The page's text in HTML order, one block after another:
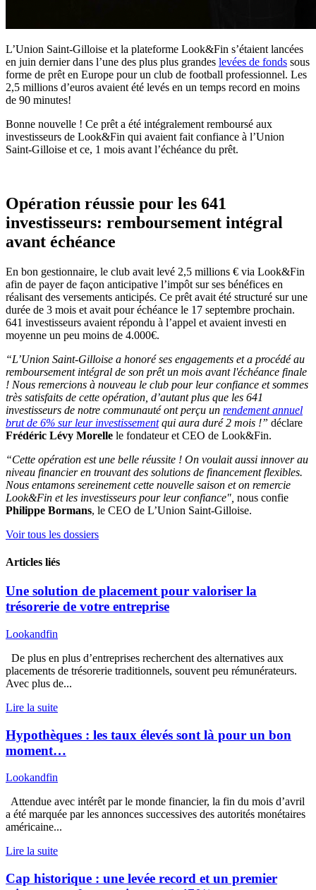
L’Union Saint-Gilloise et la plateforme Look&Fin s’étaient lancées
en juin dernier dans l’une des plus plus grandes levées de fonds sous
forme de prêt en Europe pour un club de football professionnel. Les
2,5 millions d’euros avaient été levés en un temps record en moins
de 90 minutes!
Bonne nouvelle ! Ce prêt a été intégralement remboursé aux
investisseurs de Look&Fin qui avaient fait confiance à l’Union
Saint-Gilloise et ce, 1 mois avant l’échéance du prêt.
Opération réussie pour les 641
investisseurs: remboursement intégral
avant échéance
En bon gestionnaire, le club avait levé 2,5 millions € via Look&Fin
afin de payer de façon anticipative l’impôt sur ses bénéfices en
réalisant des versements anticipés. Ce prêt avait été structuré sur une
durée de 3 mois et avait pour échéance le 17 septembre prochain.
641 investisseurs avaient répondu à l’appel et avaient investi en
moyenne un peu moins de 4.000€.
“L’Union Saint-Gilloise a honoré ses engagements et a procédé au
remboursement intégral de son prêt un mois avant l'échéance finale
! Nous remercions à nouveau le club pour leur confiance et sommes
très satisfaits de cette opération, d’autant plus que les 641
investisseurs de notre communauté ont perçu un rendement annuel
brut de 6% sur leur investissementqui aura duré 2 mois !” déclare
Frédéric Lévy Morelle le fondateur et CEO de Look&Fin.
“Cette opération est une belle réussite ! On voulait aussi innover au
niveau financier en trouvant des solutions de financement flexibles.
Nous entamons sereinement cette nouvelle saison et on remercie
Look&Fin et les investisseurs pour leur confiance", nous confie
Philippe Bormans, le CEO de L’Union Saint-Gilloise.
Voir tous les dossiers
Articles liés
Une solution de placement pour valoriser la
trésorerie de votre entreprise
Lookandfin
De plus en plus d’entreprises recherchent des alternatives aux
placements de trésorerie traditionnels, souvent peu rémunérateurs.
Avec plus de...
Lire la suite
Hypothèques : les taux élevés sont là pour un bon
moment…
Lookandfin
Attendue avec intérêt par le monde financier, la fin du mois d’avril
a été marquée par les annonces successives des autorités monétaires
américaine...
Lire la suite
Cap historique : une levée record et un premier